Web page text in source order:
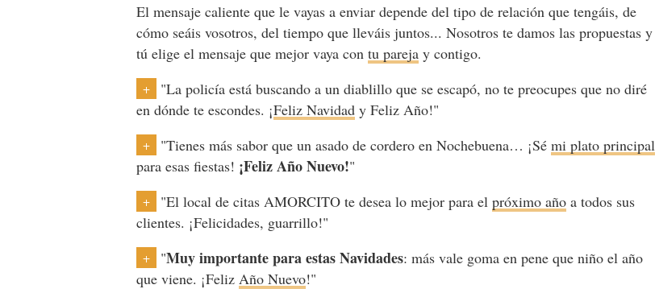
El mensaje caliente que le vayas a enviar depende del tipo de relación que tengáis, de
cómo seáis vosotros, del tiempo que lleváis juntos... Nosotros te damos las propuestas y
tú elige el mensaje que mejor vaya contu pareja y contigo.
+
"La policía está buscando a un diablillo que se escapó, no te preocupes que no diré
en dónde te escondes. ¡Feliz Navidad y Feliz Año!"
+ "Tienes más sabor que un asado de cordero en Nochebuena… ¡Sémi plato principal
para esas fiestas! ¡Feliz Año Nuevo!"
+ "El local de citas AMORCITO te desea lo mejor para elpróximo año a todos sus
clientes. ¡Felicidades, guarrillo!"
+ "Muy importante para estas Navidades: más vale goma en pene que niño el año
que viene. ¡Feliz Año Nuevo!"